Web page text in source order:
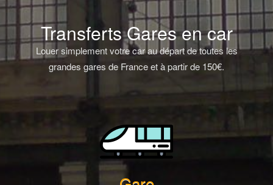
Transferts Gares en car
Louer simplement votre car au départ de toutes les
grandes gares de France et à partir de 150€.